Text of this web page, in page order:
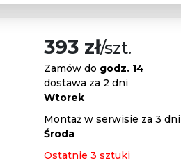
393 zł/szt.
Zamów do godz. 14
dostawa za 2 dni
Wtorek
Montaż w serwisie za 3 dni
Środa
Ostatnie 3 sztuki